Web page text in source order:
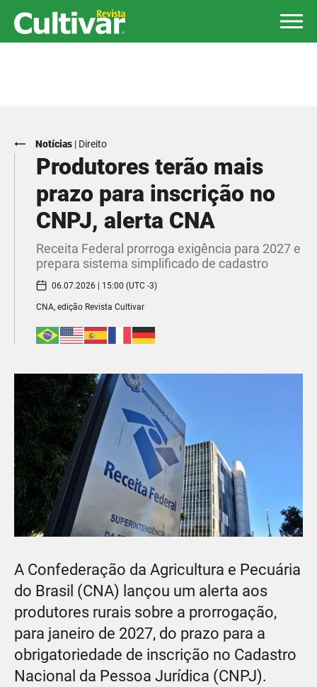
Notícias | Direito
Produtores terão mais
prazo para inscrição no
CNPJ, alerta CNA
Receita Federal prorroga exigência para 2027 e
prepara sistema simplificado de cadastro
06.07.2026 | 15:00 (UTC -3)
CNA, edição Revista Cultivar
A Confederação da Agricultura e Pecuária
do Brasil (CNA) lançou um alerta aos
produtores rurais sobre a prorrogação,
para janeiro de 2027, do prazo para a
obrigatoriedade de inscrição no Cadastro
Nacional da Pessoa Jurídica (CNPJ).